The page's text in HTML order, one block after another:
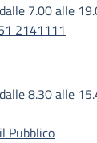
7.00 alle
2141111
8.30 alle
Pubblico